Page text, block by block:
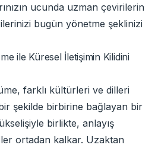
ucunda uzman çevirilerin
bugün yönetme şeklinizi
ile Küresel İletişimin Kilidini
farklı kültürleri ve dilleri
şekilde birbirine bağlayan bir
birlikte, anlayış
ortadan kalkar. Uzaktan